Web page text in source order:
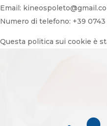
Email: kineospoleto@
Numero di telefono: +39 0743
Questa politica sui cookie è